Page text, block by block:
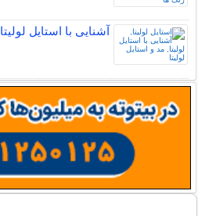
آشنایی با استایل لولیتا